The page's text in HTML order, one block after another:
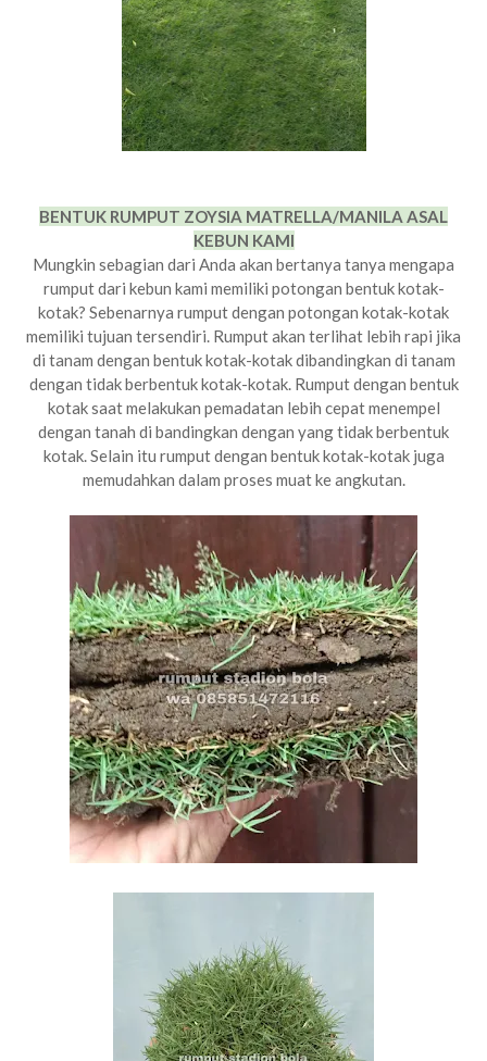
BENTUK RUMPUT ZOYSIA MATRELLA/MANILA ASAL
KEBUN KAMI
Mungkin sebagian dari Anda akan bertanya tanya mengapa
rumput dari kebun kami memiliki potongan bentuk kotak-
kotak? Sebenarnya rumput dengan potongan kotak-kotak
memiliki tujuan tersendiri. Rumput akan terlihat lebih rapi jika
di tanam dengan bentuk kotak-kotak dibandingkan di tanam
dengan tidak berbentuk kotak-kotak. Rumput dengan bentuk
kotak saat melakukan pemadatan lebih cepat menempel
dengan tanah di bandingkan dengan yang tidak berbentuk
kotak. Selain itu rumput dengan bentuk kotak-kotak juga
memudahkan dalam proses muat ke angkutan.